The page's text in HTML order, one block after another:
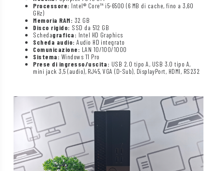
Processore: Intel® Core™ i5-6500 (6 MB di cache, fino a 3,60
GHz)
Memoria RAM: 32 GB
Disco rigido: SSD da 512 GB
Schedagrafica: Intel HD Graphics
Scheda audio: Audio HD integrato
Comunicazione: LAN 10/100/1000
Sistema: Windows 11 Pro
Prese di ingresso/uscita: USB 2.0 tipo A, USB 3.0 tipo A,
mini jack 3,5 (audio), RJ45, VGA (D-Sub), DisplayPort, HDMI, RS232